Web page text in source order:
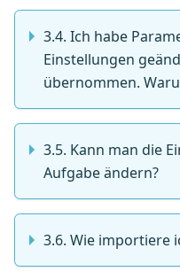
3.4. Ich habe
Einstellungen
übernommen.
3.5. Kann man die
Aufgabe ändern?
3.6. Wie importiere